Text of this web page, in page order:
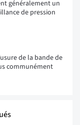
généralement un
de pression
de la bande de
communément